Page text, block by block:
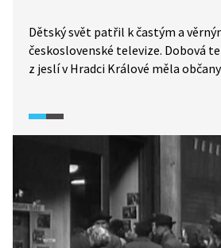
Dětský svět patřil k častým a
československé televize. Dobová
z jeslí v Hradci Králové měla